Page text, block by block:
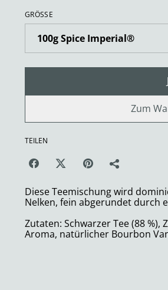
GRÖSSE
Zum
TEILEN
Diese Teemischung wird
Nelken, fein abgerundet durch
Zutaten: Schwarzer Tee (88
Aroma, natürlicher Bourbon